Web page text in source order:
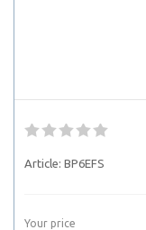
Article: BP6EFS
Your price